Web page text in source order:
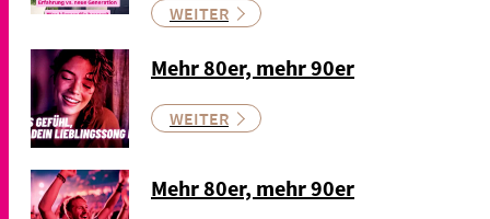
WEITER
Mehr 80er, mehr 90er
WEITER
Mehr 80er, mehr 90er